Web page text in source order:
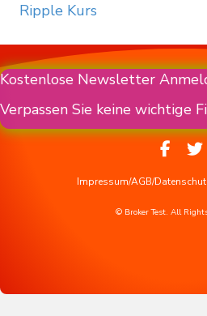
Ripple Kurs
Kostenlose Newsletter
Verpassen Sie keine wichtige
Impressum/AGB/
© Broker Test. All